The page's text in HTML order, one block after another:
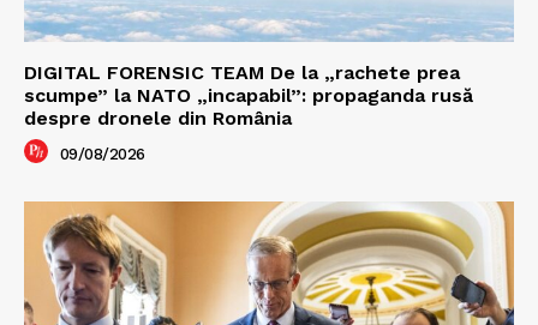
DIGITAL FORENSIC TEAM De la „rachete prea
scumpe” la NATO „incapabil”: propaganda rusă
despre dronele din România
09/08/2026